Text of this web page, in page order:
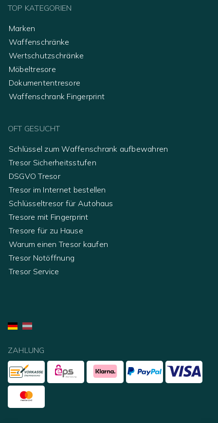
TOP KATEGORIEN
Marken
Waffenschränke
Wertschutzschränke
Möbeltresore
Dokumententresore
Waffenschrank Fingerprint
OFT GESUCHT
Schlüssel zum Waffenschrank aufbewahren
Tresor Sicherheitsstufen
DSGVO Tresor
Tresor im Internet bestellen
Schlüsseltresor für Autohaus
Tresore mit Fingerprint
Tresore für zu Hause
Warum einen Tresor kaufen
Tresor Notöffnung
Tresor Service
ZAHLUNG